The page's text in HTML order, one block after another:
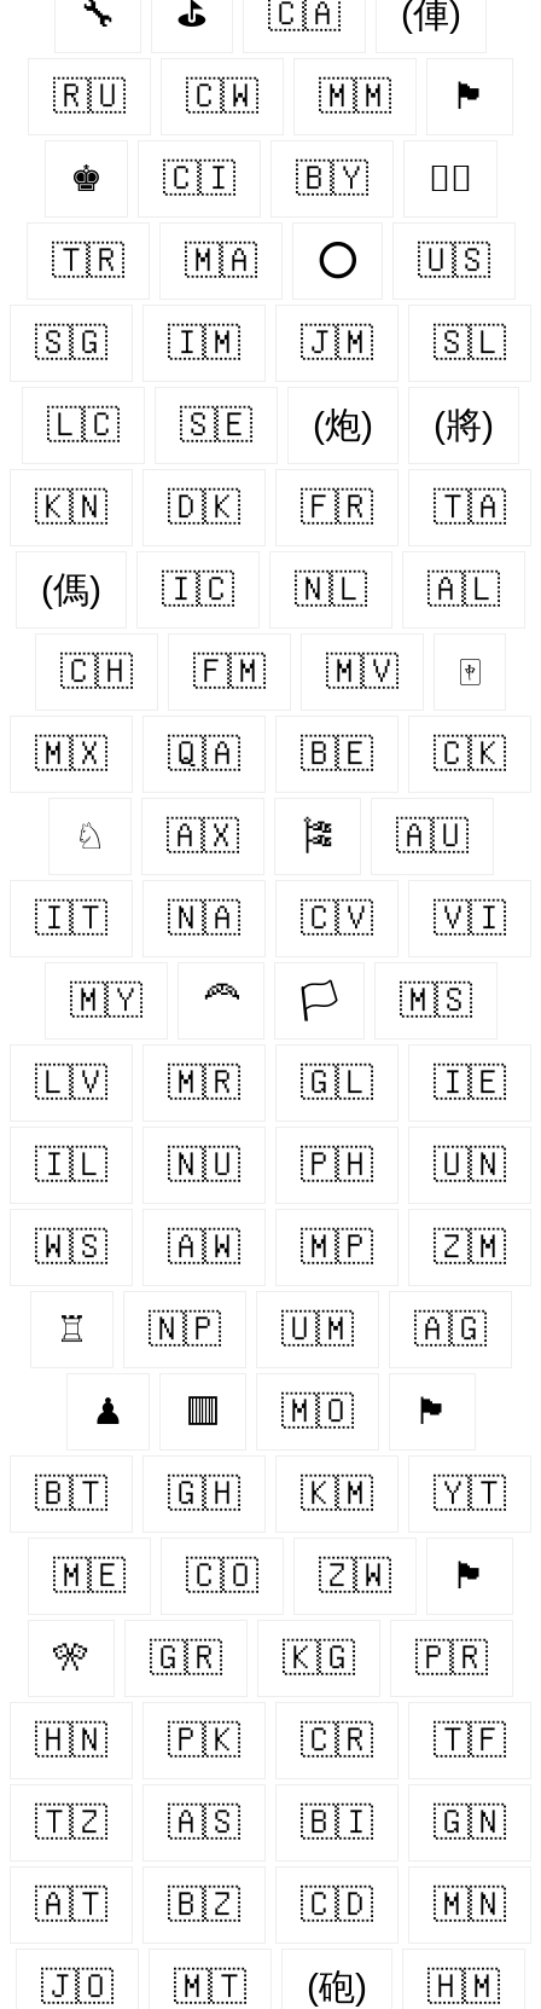
🔧 ⛳ 🇨🇦 (俥)
🇷🇺 🇨🇼 🇲🇲 🏴
♚ 🇨🇮 🇧🇾 🏳️‍🌈
🇹🇷 🇲🇦 ⭕ 🇺🇸
🇸🇬 🇮🇲 🇯🇲 🇸🇱
🇱🇨 🇸🇪 (炮) (將)
🇰🇳 🇩🇰 🇫🇷 🇹🇦
(傌) 🇮🇨 🇳🇱 🇦🇱
🇨🇭 🇫🇲 🇲🇻 🀄
🇲🇽 🇶🇦 🇧🇪 🇨🇰
♘ 🇦🇽 🎏 🇦🇺
🇮🇹 🇳🇦 🇨🇻 🇻🇮
🇲🇾 🦰 🏳️ 🇲🇸
🇱🇻 🇲🇷 🇬🇱 🇮🇪
🇮🇱 🇳🇺 🇵🇭 🇺🇳
🇼🇸 🇦🇼 🇲🇵 🇿🇲
♖ 🇳🇵 🇺🇲 🇦🇬
♟ 🟥 🇲🇴 🏴󠁧󠁢󠁥󠁮󠁧󠁿
🇧🇹 🇬🇭 🇰🇲 🇾🇹
🇲🇪 🇨🇴 🇿🇼 🏴󠁧󠁢󠁳󠁣󠁴󠁿
🎌 🇬🇷 🇰🇬 🇵🇷
🇭🇳 🇵🇰 🇨🇷 🇹🇫
🇹🇿 🇦🇸 🇧🇮 🇬🇳
🇦🇹 🇧🇿 🇨🇩 🇲🇳
🇯🇴 🇲🇹 (砲) 🇭🇲